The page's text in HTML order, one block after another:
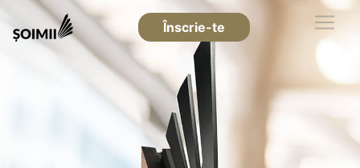
Înscrie-te